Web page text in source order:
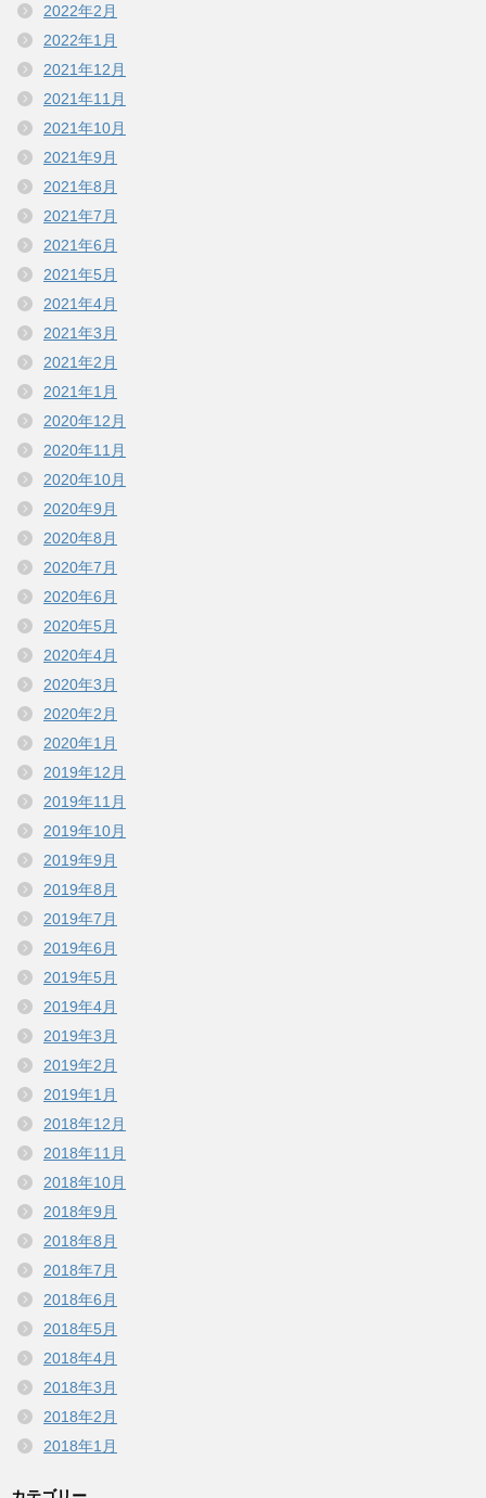
2022年2月
2022年1月
2021年12月
2021年11月
2021年10月
2021年9月
2021年8月
2021年7月
2021年6月
2021年5月
2021年4月
2021年3月
2021年2月
2021年1月
2020年12月
2020年11月
2020年10月
2020年9月
2020年8月
2020年7月
2020年6月
2020年5月
2020年4月
2020年3月
2020年2月
2020年1月
2019年12月
2019年11月
2019年10月
2019年9月
2019年8月
2019年7月
2019年6月
2019年5月
2019年4月
2019年3月
2019年2月
2019年1月
2018年12月
2018年11月
2018年10月
2018年9月
2018年8月
2018年7月
2018年6月
2018年5月
2018年4月
2018年3月
2018年2月
2018年1月